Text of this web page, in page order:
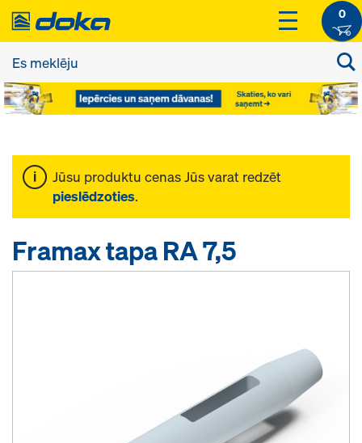
0
Jūsu produktu cenas Jūs varat redzēt
pieslēdzoties.
Framax tapa RA 7,5